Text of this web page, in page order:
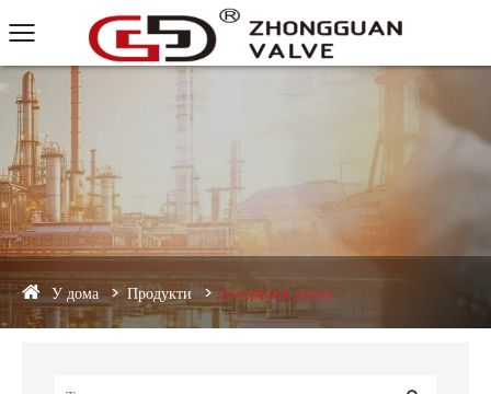
У дома Продукти Бътерфлай клапа